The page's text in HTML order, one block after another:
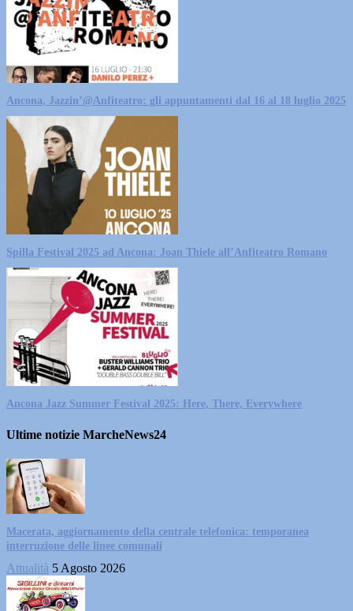
Ancona, Jazzin’@Anfiteatro: gli appuntamenti dal 16 al 18 luglio 2025
Spilla Festival 2025 ad Ancona: Joan Thiele all’Anfiteatro Romano
Ancona Jazz Summer Festival 2025: Here, There, Everywhere
Ultime notizie MarcheNews24
Macerata, aggiornamento della centrale telefonica: temporanea
interruzione delle linee comunali
Attualità 5 Agosto 2026